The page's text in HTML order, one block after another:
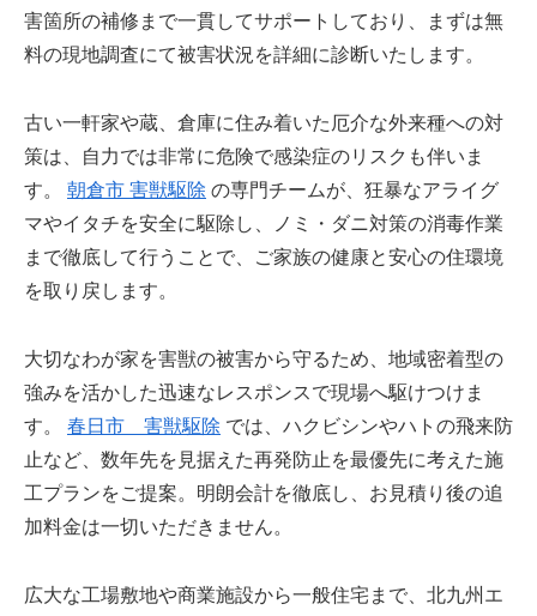
害箇所の補修まで一貫してサポートしており、まずは無
料の現地調査にて被害状況を詳細に診断いたします。
古い一軒家や蔵、倉庫に住み着いた厄介な外来種への対
策は、自力では非常に危険で感染症のリスクも伴いま
す。 朝倉市 害獣駆除 の専門チームが、狂暴なアライグ
マやイタチを安全に駆除し、ノミ・ダニ対策の消毒作業
まで徹底して行うことで、ご家族の健康と安心の住環境
を取り戻します。
大切なわが家を害獣の被害から守るため、地域密着型の
強みを活かした迅速なレスポンスで現場へ駆けつけま
す。 春日市 害獣駆除 では、ハクビシンやハトの飛来防
止など、数年先を見据えた再発防止を最優先に考えた施
工プランをご提案。明朗会計を徹底し、お見積り後の追
加料金は一切いただきません。
広大な工場敷地や商業施設から一般住宅まで、北九州エ